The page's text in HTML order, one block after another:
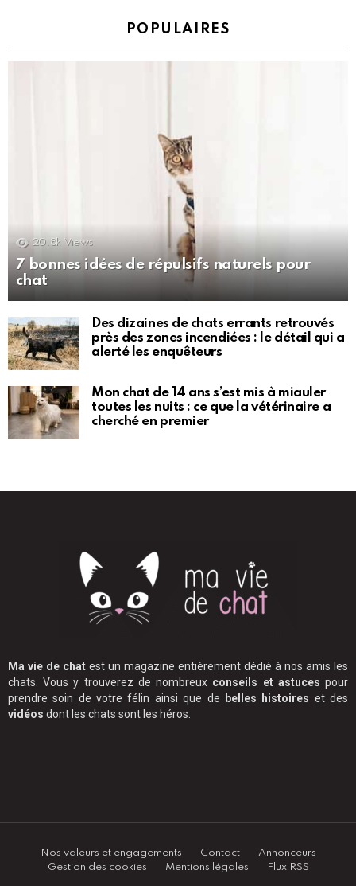
POPULAIRES
20.8k Views
7 bonnes idées de répulsifs naturels pour
chat
Des dizaines de chats errants retrouvés
près des zones incendiées : le détail qui a
alerté les enquêteurs
Mon chat de 14 ans s’est mis à miauler
toutes les nuits : ce que la vétérinaire a
cherché en premier
Ma vie de chat est un magazine entièrement dédié à nos amis les
chats. Vous y trouverez de nombreux conseils et astuces pour
prendre soin de votre félin ainsi que de belles histoires et des
vidéos dont les chats sont les héros.
Nos valeurs et engagements Contact
Annonceurs
Gestion des cookies
Mentions légales Flux RSS